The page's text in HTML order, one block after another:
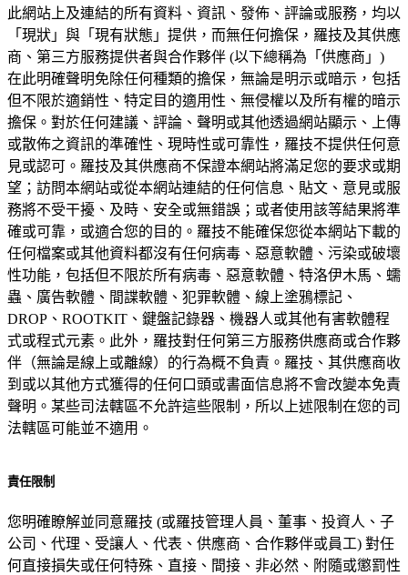
此網站上及連結的所有資料、資訊、發佈、評論或服務，均以
「現狀」與「現有狀態」提供，而無任何擔保，羅技及其供應
商、第三方服務提供者與合作夥伴 (以下總稱為「供應商」)
在此明確聲明免除任何種類的擔保，無論是明示或暗示，包括
但不限於適銷性、特定目的適用性、無侵權以及所有權的暗示
擔保。對於任何建議、評論、聲明或其他透過網站顯示、上傳
或散佈之資訊的準確性、現時性或可靠性，羅技不提供任何意
見或認可。羅技及其供應商不保證本網站將滿足您的要求或期
望；訪問本網站或從本網站連結的任何信息、貼文、意見或服
務將不受干擾、及時、安全或無錯誤；或者使用該等結果將準
確或可靠，或適合您的目的。羅技不能確保您從本網站下載的
任何檔案或其他資料都沒有任何病毒、惡意軟體、污染或破壞
性功能，包括但不限於所有病毒、惡意軟體、特洛伊木馬、蠕
蟲、廣告軟體、間諜軟體、犯罪軟體、線上塗鴉標記、
DROP、ROOTKIT、鍵盤記錄器、機器人或其他有害軟體程
式或程式元素。此外，羅技對任何第三方服務供應商或合作夥
伴（無論是線上或離線）的行為概不負責。羅技、其供應商收
到或以其他方式獲得的任何口頭或書面信息將不會改變本免責
聲明。某些司法轄區不允許這些限制，所以上述限制在您的司
法轄區可能並不適用。
責任限制
您明確瞭解並同意羅技 (或羅技管理人員、董事、投資人、子
公司、代理、受讓人、代表、供應商、合作夥伴或員工) 對任
何直接損失或任何特殊、直接、間接、非必然、附隨或懲罰性